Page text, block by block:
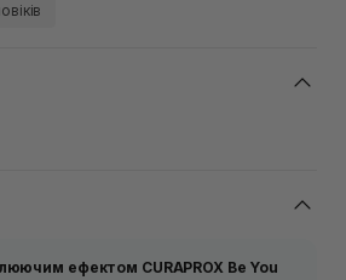
ефектом CURAPROX Be You